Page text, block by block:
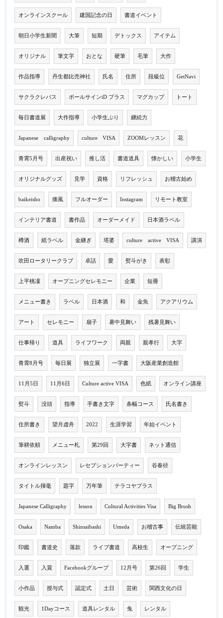
オンラインスクール 建国記念の日 書道イベント
朝日小学生新聞 大筆 短期 デトックス アイテム
オリジナル 筆文字 おとな 硬筆 毛筆 大作
作品指導 丹生都比売神社 氏名 住所 段級位 GetNavi
サクラクレパス ボールサインiD プラス マグカップ トート
毎日書道展 大作指導 小学生ぶり 継続力
Japanese calligraphy culture VISA ZOOMレッスン 花
青霄5月号 出産祝い 推し活 書道道具 懐かしい 小学生
オリジナルグッズ 見学 資格 リフレッシュ お稽古始め
baikeisho 痛風 フルオーダー Instagram リモート教室
インテリア書道 書作品 オーダーメイド 日本酒ラベル
樽酒 紙ラベル 金継ぎ 塔婆 culture active VISA 講演
吹田ロータリークラブ 卓話 愛 熨斗がき 表彰
上平桃凜 オープニングセレモニー 企業 短冊
メニュー書き ラベル 日本酒 和 金魚 アクアリウム
アート セレモニー 扇子 暑中見舞い 残暑見舞い
仕事帰り 道具 ライフワーク 両親 親孝行 大字
青霄8月号 毎日展 独立展 一字書 大阪産業創造館
11月5日 11月6日 Culture active VISA 色紙 オンライン講座
熨斗 没頭 指導 手書き文字 条幅コース 氏名書き
住所書き 望月虚舟 2022 生涯学習 年始イベント
筆耕依頼 メニュー札 第29回 大字書 ネット通信
オンラインレッスン レセプションパーティー 谷春径
タイトル揮毫 題字 万年筆 テラコヤプラス
Japanese Calligraphy lesson Cultural Activities Visa Big Brush
Osaka Namba Shinsaibashi Umeda お稽古事 伝統芸能
印鑑 書道史 落款 ライブ書道 高校生 オープニング
入選 入賞 Facebookグループ 12月号 第26回 学生
小作品 授与式 認定式 土日 芸術 関西文化の日
観光 1Dayコース 道具レンタル 兔 レンタル